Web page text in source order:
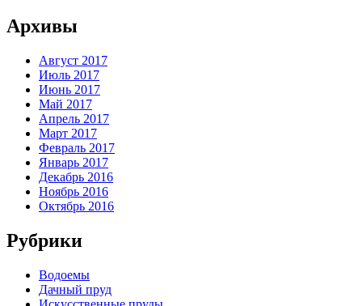
Архивы
Август 2017
Июль 2017
Июнь 2017
Май 2017
Апрель 2017
Март 2017
Февраль 2017
Январь 2017
Декабрь 2016
Ноябрь 2016
Октябрь 2016
Рубрики
Водоемы
Дачный пруд